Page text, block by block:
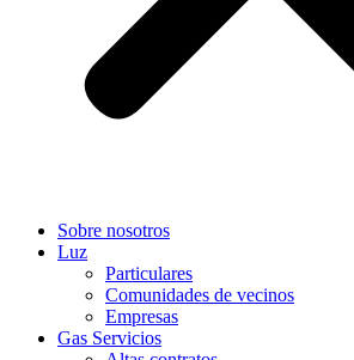
Sobre nosotros
Luz
Particulares
Comunidades de vecinos
Empresas
Gas Servicios